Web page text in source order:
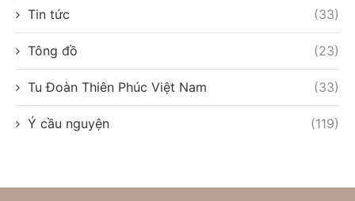
Tin tức (33)
Tông đồ (23)
Tu Đoàn Thiên Phúc Việt Nam (33)
Ý cầu nguyện (119)